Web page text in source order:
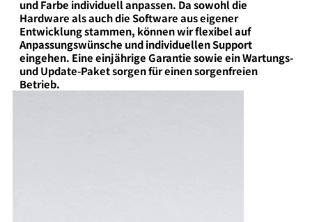
und Farbe individuell anpassen. Da sowohl die
Hardware als auch die Software aus eigener
Entwicklung stammen, können wir flexibel auf
Anpassungswünsche und individuellen Support
eingehen. Eine einjährige Garantie sowie ein Wartungs-
und Update-Paket sorgen für einen sorgenfreien
Betrieb.